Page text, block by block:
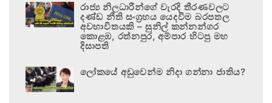
රාජ්‍ය නිලධාරීන්ගේ වැරදි තීරණවලට
දණ්ඩ නීති සංග්‍රහය යෙදවීම බරපතල
අවභාවිතයකි – සුනිල් කන්නන්ගර
කොළඹ, රත්නපුර, අම්පාර හිටපු මහ
දිසාපති
ලෝකයේ අඩුවෙන්ම නිදා ගන්නා ජාතිය?